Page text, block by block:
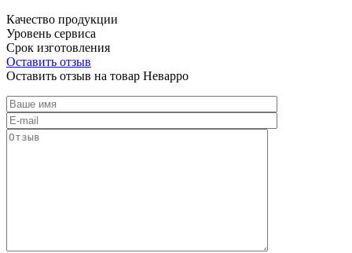
Качество продукции
Уровень сервиса
Срок изготовления
Оставить отзыв
Оставить отзыв на товар Неварро